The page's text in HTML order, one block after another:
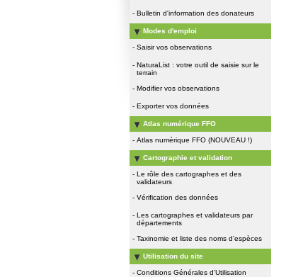
- Bulletin d'information des donateurs
Modes d'emploi
- Saisir vos observations
- NaturaList : votre outil de saisie sur le
terrain
- Modifier vos observations
- Exporter vos données
Atlas numérique FFO
- Atlas numérique FFO (NOUVEAU !)
Cartographie et validation
- Le rôle des cartographes et des
validateurs
- Vérification des données
- Les cartographes et validateurs par
départements
- Taxinomie et liste des noms d'espèces
Utilisation du site
- Conditions Générales d'Utilisation